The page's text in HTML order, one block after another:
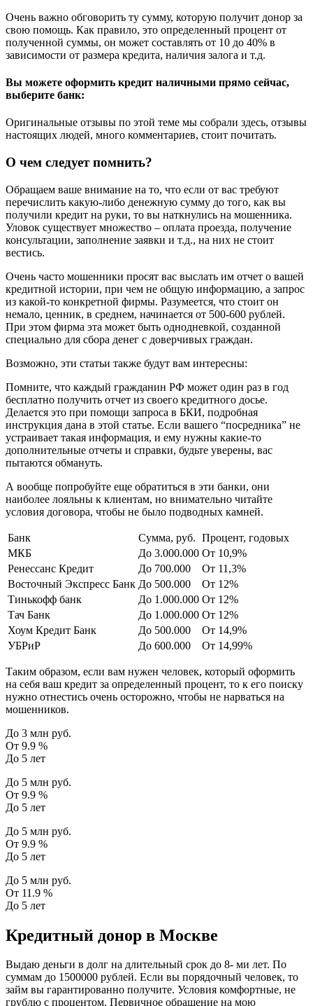
Очень важно обговорить ту сумму, которую получит донор за
свою помощь. Как правило, это определенный процент от
полученной суммы, он может составлять от 10 до 40% в
зависимости от размера кредита, наличия залога и т.д.
Вы можете оформить кредит наличными прямо сейчас,
выберите банк:
Оригинальные отзывы по этой теме мы собрали здесь, отзывы
настоящих людей, много комментариев, стоит почитать.
О чем следует помнить?
Обращаем ваше внимание на то, что если от вас требуют
перечислить какую-либо денежную сумму до того, как вы
получили кредит на руки, то вы наткнулись на мошенника.
Уловок существует множество – оплата проезда, получение
консультации, заполнение заявки и т.д., на них не стоит
вестись.
Очень часто мошенники просят вас выслать им отчет о вашей
кредитной истории, при чем не общую информацию, а запрос
из какой-то конкретной фирмы. Разумеется, что стоит он
немало, ценник, в среднем, начинается от 500-600 рублей.
При этом фирма эта может быть однодневкой, созданной
специально для сбора денег с доверчивых граждан.
Возможно, эти статьи также будут вам интересны:
Помните, что каждый гражданин РФ может один раз в год
бесплатно получить отчет из своего кредитного досье.
Делается это при помощи запроса в БКИ, подробная
инструкция дана в этой статье. Если вашего “посредника” не
устраивает такая информация, и ему нужны какие-то
дополнительные отчеты и справки, будьте уверены, вас
пытаются обмануть.
А вообще попробуйте еще обратиться в эти банки, они
наиболее лояльны к клиентам, но внимательно читайте
условия договора, чтобы не было подводных камней.
Банк Сумма, руб. Процент, годовых
МКБ
До 3.000.000 От 10,9%
Ренессанс Кредит
До 700.000
От 11,3%
Восточный Экспресс Банк До 500.000
От 12%
Тинькофф банк
До 1.000.000 От 12%
Тач Банк
До 1.000.000 От 12%
Хоум Кредит Банк
До 500.000
От 14,9%
УБРиР
До 600.000 От 14,99%
Таким образом, если вам нужен человек, который оформить
на себя ваш кредит за определенный процент, то к его поиску
нужно отнестись очень осторожно, чтобы не нарваться на
мошенников.
До 3 млн руб.
От 9.9 %
До 5 лет
До 5 млн руб.
От 9.9 %
До 5 лет
До 5 млн руб.
От 9.9 %
До 5 лет
До 5 млн руб.
От 11.9 %
До 5 лет
Кредитный донор в Москве
Выдаю деньги в долг на длительный срок до 8- ми лет. По
суммам до 1500000 рублей. Если вы порядочный человек, то
займ вы гарантированно получите. Условия комфортные, не
грублю с процентом. Первичное обращение на мою